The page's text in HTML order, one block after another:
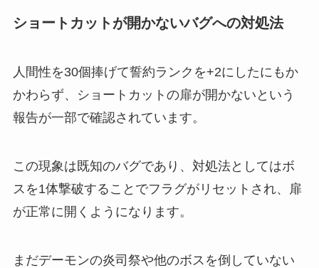
ショートカットが開かないバグへの対処法
人間性を30個捧げて誓約ランクを+2にしたにもか
かわらず、ショートカットの扉が開かないという
報告が一部で確認されています。
この現象は既知のバグであり、対処法としてはボ
スを1体撃破することでフラグがリセットされ、扉
が正常に開くようになります。
まだデーモンの炎司祭や他のボスを倒していない